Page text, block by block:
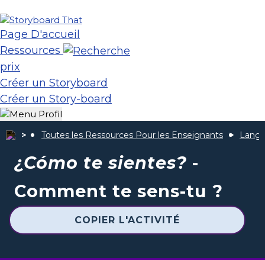
Page D'accueil
Ressources
prix
Créer un Storyboard
Créer un Story-board
Toutes les Ressources Pour les Enseignants
¿Cómo te sientes? -
Comment te sens-tu ?
COPIER L'ACTIVITÉ